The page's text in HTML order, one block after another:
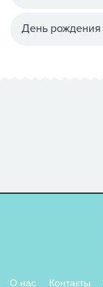
День рождения
О нас Контакты